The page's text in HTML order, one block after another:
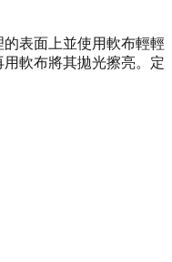
表面上並使用軟布輕輕
軟布將其拋光擦亮。定